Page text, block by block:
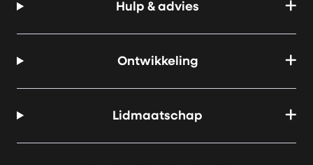
Hulp & advies
Ontwikkeling
Lidmaatschap